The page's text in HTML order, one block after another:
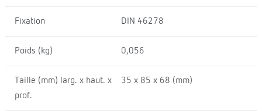
Fixation DIN 46278
Poids (kg) 0,056
Taille (mm) larg. x haut. x
prof.
35 x 85 x 68 (mm)